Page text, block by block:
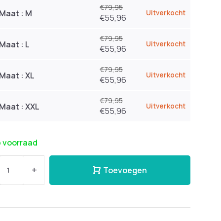
: M
€79,95
€55,96 Uitverkocht
: L
€79,95
€55,96 Uitverkocht
: XL
€79,95
€55,96 Uitverkocht
: XXL
€79,95
€55,96 Uitverkocht
voorraad
+ Toevoegen